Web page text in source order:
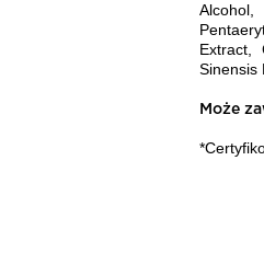
Extract,
Sinensis
Może